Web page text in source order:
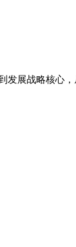
展战略核心，